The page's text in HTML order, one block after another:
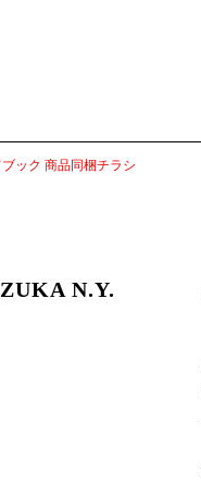
ック 商品同梱チラシ
N.Y.